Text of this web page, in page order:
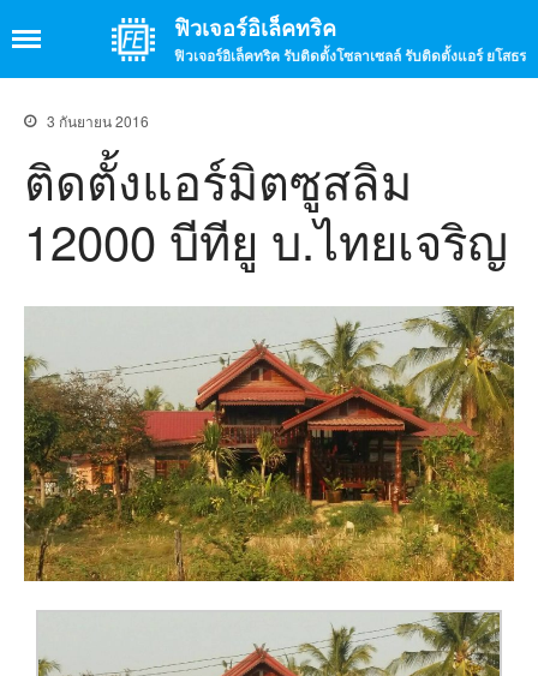
หน้าแรก
เกี่ยวกับเรา
บรรยากาศร้าน
บริการ
รับติดตั้งโซล่าเซลล์
รับติดตั้งแอร์
รับติดตั้งกล้องวงจรปิด
รับติดตั้งจานดาวเทียม
จำหน่ายสินค้าอิเล็กทรอนิกส์
ผลงาน
ติดต่อ
ฟิวเจอร์อิเล็คทริค
ฟิวเจอร์อิเล็คทริค รับติดตั้งโซลาเซลล์ รับติดตั้งแอร์ ยโสธร
3 กันยายน 2016
ติดตั้งแอร์มิตซูสลิม
12000 บีทียู บ.ไทยเจริญ